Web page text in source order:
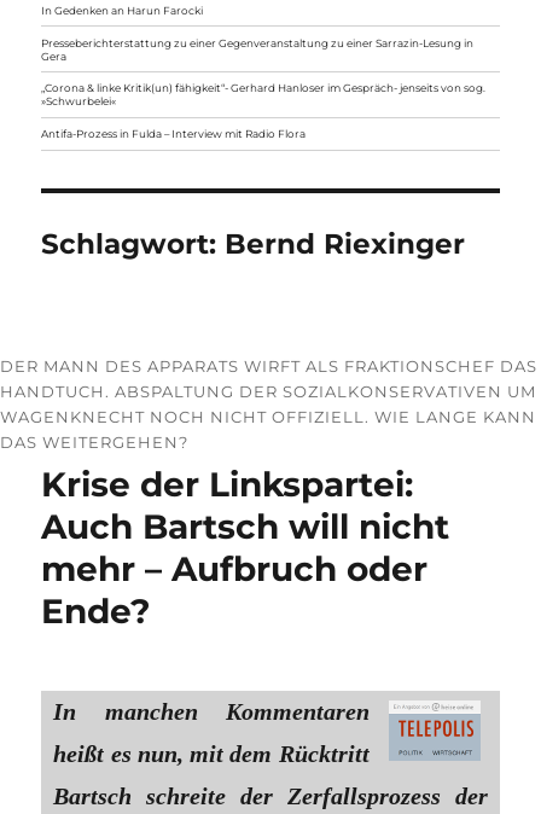
In Gedenken an Harun Farocki
Presseberichterstattung zu einer Gegenveranstaltung zu einer Sarrazin-Lesung in
Gera
„Corona & linke Kritik(un) fähigkeit“- Gerhard Hanloser im Gespräch- jenseits von sog.
»Schwurbelei«
Antifa-Prozess in Fulda – Interview mit Radio Flora
Schlagwort: Bernd Riexinger
DER MANN DES APPARATS WIRFT ALS FRAKTIONSCHEF DAS
HANDTUCH. ABSPALTUNG DER SOZIALKONSERVATIVEN UM
WAGENKNECHT NOCH NICHT OFFIZIELL. WIE LANGE KANN
DAS WEITERGEHEN?
Krise der Linkspartei:
Auch Bartsch will nicht
mehr – Aufbruch oder
Ende?
In manchen Kommentaren
heißt es nun, mit dem Rücktritt
Bartsch schreite der Zerfallsprozess der